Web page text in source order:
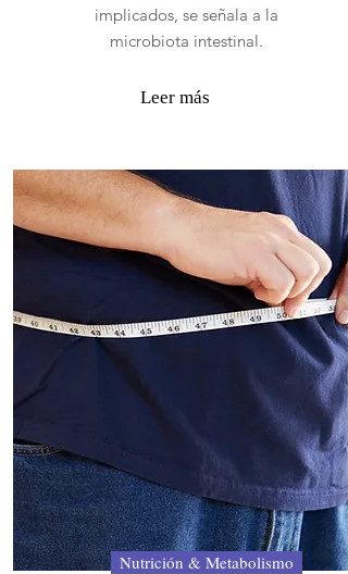
implicados, se señala a la
microbiota intestinal.
Leer más
Nutrición & Metabolismo